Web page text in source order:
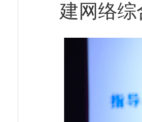
建网络